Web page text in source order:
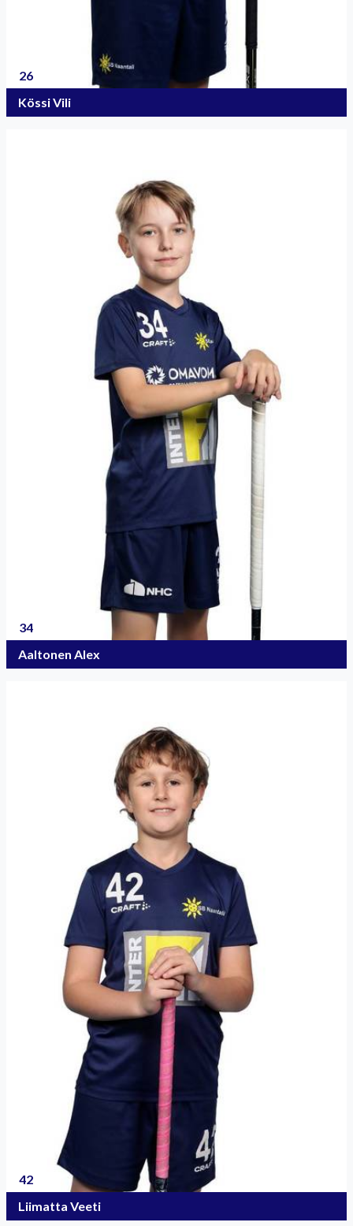
26
Kössi Vili
34
Aaltonen Alex
42
Liimatta Veeti